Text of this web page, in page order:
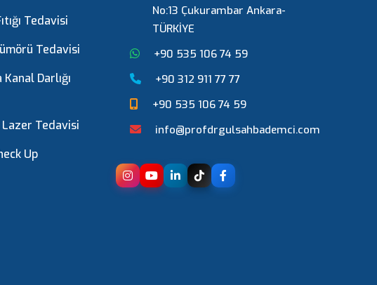
Tedavisi
Tedavisi
Darlığı
Tedavisi
Up
No:13 Çukurambar Ankara-
TÜRKİYE
+90 535 106 74 59
+90 312 911 77 77
+90 535 106 74 59
info@profdrgulsahbademci.com